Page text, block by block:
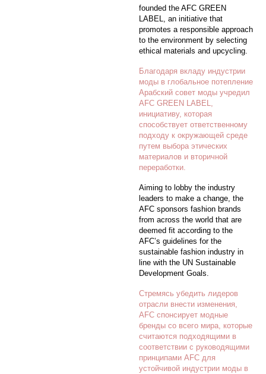
founded the AFC GREEN
LABEL, an initiative that
promotes a responsible approach
to the environment by selecting
ethical materials and upcycling.
Благодаря вкладу индустрии
моды в глобальное потепление
Арабский совет моды учредил
AFC GREEN LABEL,
инициативу, которая
способствует ответственному
подходу к окружающей среде
путем выбора этических
материалов и вторичной
переработки.
Aiming to lobby the industry
leaders to make a change, the
AFC sponsors fashion brands
from across the world that are
deemed fit according to the
AFC’s guidelines for the
sustainable fashion industry in
line with the UN Sustainable
Development Goals.
Стремясь убедить лидеров
отрасли внести изменения,
AFC спонсирует модные
бренды со всего мира, которые
считаются подходящими в
соответствии с руководящими
принципами AFC для
устойчивой индустрии моды в